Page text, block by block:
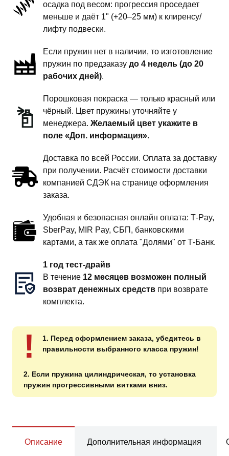
задней
подвески
дюйм
комфорт
осадка под весом: прогрессия проседает
меньше и даёт 1" (+20–25 мм) к клиренсу/
лифту подвески.
Если пружин нет в наличии, то изготовление
пружин по предзаказу до 4 недель (до 20
рабочих дней).
Порошковая покраска — только красный или
чёрный. Цвет пружины уточняйте у
менеджера. Желаемый цвет укажите в
поле «Доп. информация».
Доставка по всей России. Оплата за доставку
при получении. Расчёт стоимости доставки
компанией СДЭК на странице оформления
заказа.
Удобная и безопасная онлайн оплата: T‑Pay,
SberPay, MIR Pay, СБП, банковскими
картами, а так же оплата "Долями" от Т-Банк.
1 год тест-драйв
В течение 12 месяцев возможен полный
возврат денежных средств при возврате
комплекта.
!
1. Перед оформлением заказа, убедитесь в
правильности выбранного класса пружин!
2. Если пружина цилиндрическая, то установка
пружин прогрессивными витками вниз.
Описание Дополнительная информация